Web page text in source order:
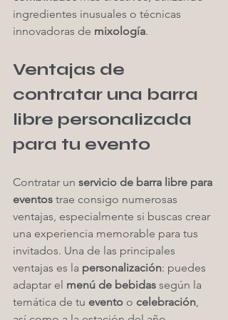
ingredientes inusuales o técnicas
innovadoras de mixología.
Ventajas de
contratar una barra
libre personalizada
para tu evento
Contratar un servicio de barra libre para
eventos trae consigo numerosas
ventajas, especialmente si buscas crear
una experiencia memorable para tus
invitados. Una de las principales
ventajas es la personalización: puedes
adaptar el menú de bebidas según la
temática de tu evento o celebración,